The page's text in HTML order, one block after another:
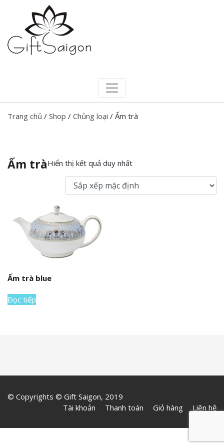
Trang chủ / Shop / Chủng loại / Ấm trà
Ấm tràHiển thị kết quả duy nhất
Ấm trà blue
Đọc tiếp
© Copyrights © Gift Saigon, 2019
Tài khoản
Thanh toán Giỏ hàng Liên hệ